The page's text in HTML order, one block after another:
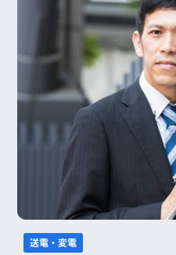
送電・変電